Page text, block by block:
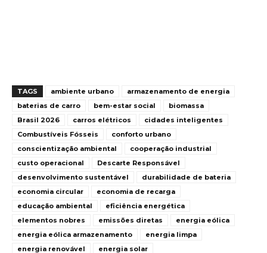
TAGS ambiente urbano
armazenamento de energia
baterias de carro
bem-estar social
biomassa
Brasil 2026
carros elétricos
cidades inteligentes
Combustíveis Fósseis
conforto urbano
conscientização ambiental
cooperação industrial
custo operacional
Descarte Responsável
desenvolvimento sustentável
durabilidade de bateria
economia circular
economia de recarga
educação ambiental
eficiência energética
elementos nobres
emissões diretas
energia eólica
energia eólica armazenamento
energia limpa
energia renovável
energia solar